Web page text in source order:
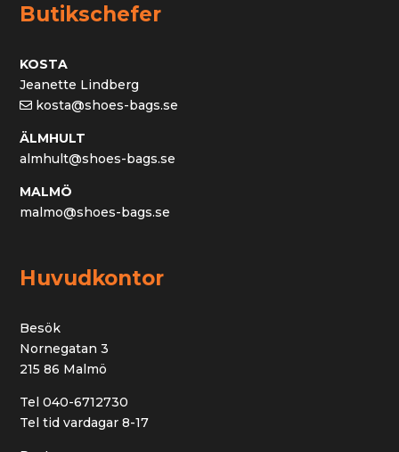
Butikschefer
KOSTA
Jeanette Lindberg
kosta@shoes-bags.se
ÄLMHULT
almhult@shoes-bags.se
MALMÖ
malmo@shoes-bags.se
Huvudkontor
Besök
Nornegatan 3
215 86 Malmö
Tel 040-6712730
Tel tid vardagar 8-17